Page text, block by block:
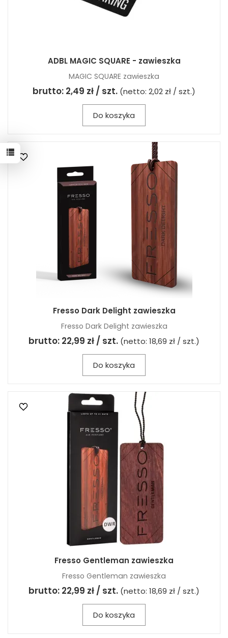
ADBL MAGIC SQUARE - zawieszka
MAGIC SQUARE zawieszka
brutto: 2,49 zł / szt. (netto: 2,02 zł / szt.)
Do koszyka
Fresso Dark Delight zawieszka
Fresso Dark Delight zawieszka
brutto: 22,99 zł / szt. (netto: 18,69 zł / szt.)
Do koszyka
Fresso Gentleman zawieszka
Fresso Gentleman zawieszka
brutto: 22,99 zł / szt. (netto: 18,69 zł / szt.)
Do koszyka